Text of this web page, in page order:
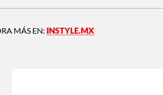
MÁS EN: INSTYLE.MX